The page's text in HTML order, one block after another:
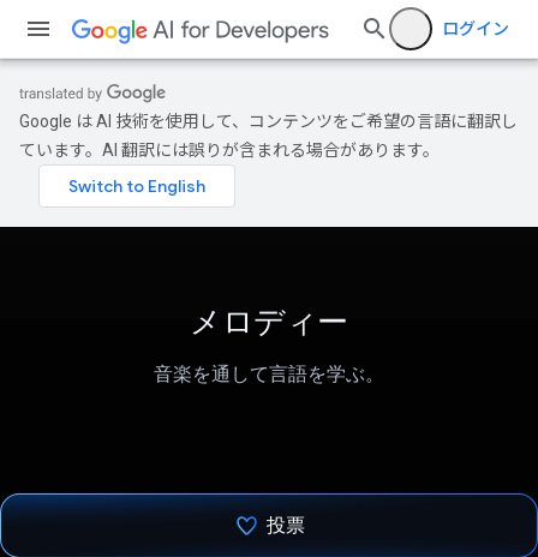
ログイン
Google は AI 技術を使用して、コンテンツをご希望の言語に翻訳し
ています。AI 翻訳には誤りが含まれる場合があります。
メロディー
音楽を通して言語を学ぶ。
投票